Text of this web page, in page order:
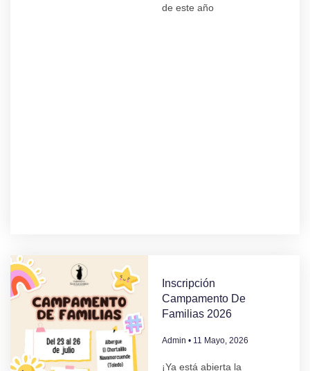
de este año
Inscripción
Campamento De
Familias 2026
Admin 11 Mayo, 2026
¡Ya está abierta la